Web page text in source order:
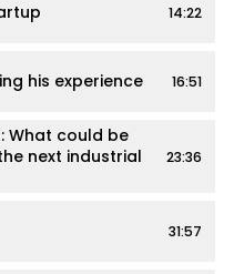
14:22
his experience 16:51
What could be
next industrial
23:36
31:57